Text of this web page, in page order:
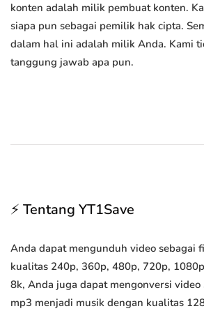
konten adalah milik pembuat konten.
siapa pun sebagai pemilik hak cipta.
dalam hal ini adalah milik Anda. Kami
tanggung jawab apa pun.
⚡ Tentang YT1Save
Anda dapat mengunduh video sebagai
kualitas 240p, 360p, 480p, 720p,
8k, Anda juga dapat mengonversi
mp3 menjadi musik dengan kualitas